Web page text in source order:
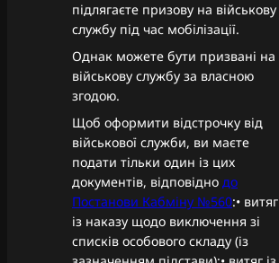
підлягаєте призову на військову
службу під час мобілізації.
Однак можете бути призвані на
військову службу за власною
згодою.
Щоб оформити відстрочку від
військової служби, ви маєте
подати тільки один із цих
документів, відповідно до
Постанови Кабміну №560:• витяг
із наказу щодо виключення зі
списків особового складу (із